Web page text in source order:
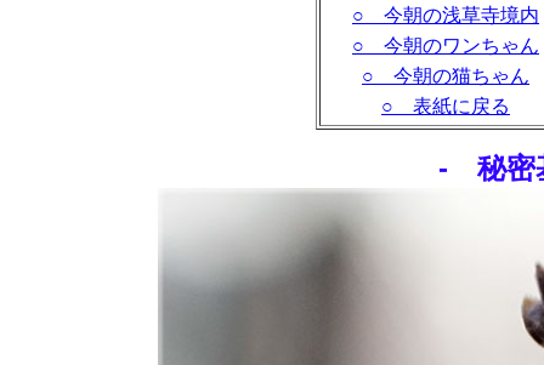
○ 今朝の浅草寺境内
○ 今朝のワンちゃん
○ 今朝の猫ちゃん
○ 表紙に戻る
- 秘密